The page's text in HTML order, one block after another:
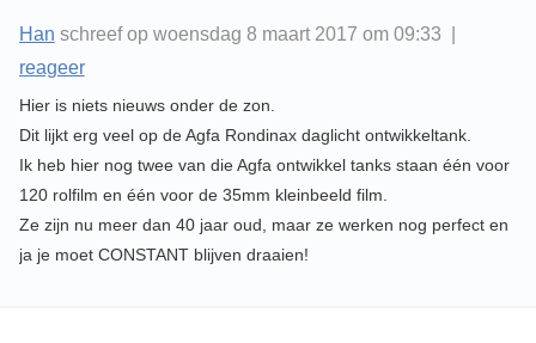
Han schreef op woensdag 8 maart 2017 om 09:33 |
reageer
Hier is niets nieuws onder de zon.
Dit lijkt erg veel op de Agfa Rondinax daglicht ontwikkeltank.
Ik heb hier nog twee van die Agfa ontwikkel tanks staan één voor
120 rolfilm en één voor de 35mm kleinbeeld film.
Ze zijn nu meer dan 40 jaar oud, maar ze werken nog perfect en
ja je moet CONSTANT blijven draaien!